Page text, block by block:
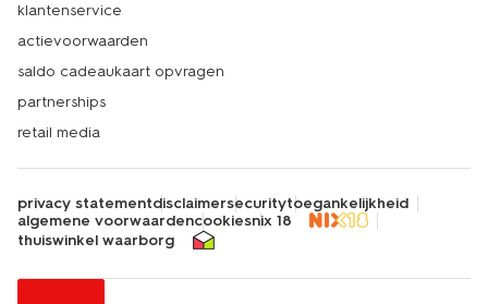
klantenservice
actievoorwaarden
saldo cadeaukaart opvragen
partnerships
retail media
privacy statementdisclaimersecuritytoegankelijkheid
algemene voorwaardencookiesnix 18
thuiswinkel waarborg